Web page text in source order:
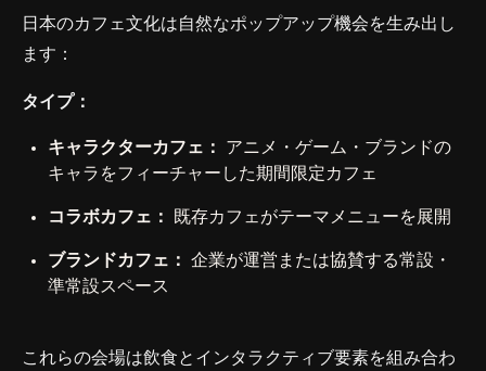
日本のカフェ文化は自然なポップアップ機会を生み出し
ます：
タイプ：
キャラクターカフェ：
アニメ・ゲーム・ブランドの
キャラをフィーチャーした期間限定カフェ
コラボカフェ： 既存カフェがテーマメニューを展開
ブランドカフェ：
企業が運営または協賛する常設・
準常設スペース
これらの会場は飲食とインタラクティブ要素を組み合わ